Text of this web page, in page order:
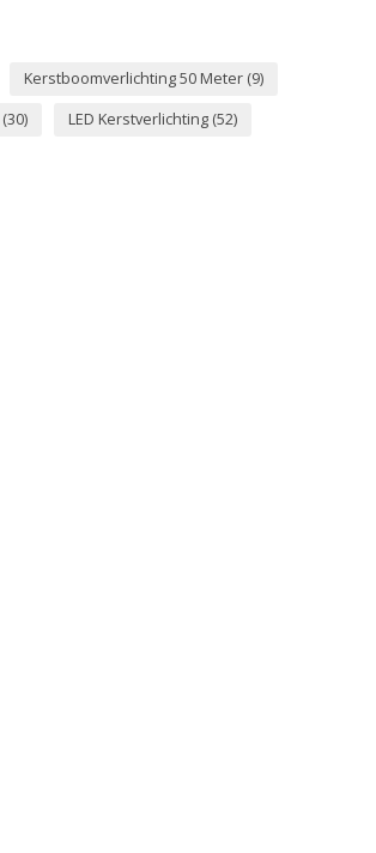
Kerstboomverlichting 50 Meter (9)
(30) LED Kerstverlichting (52)